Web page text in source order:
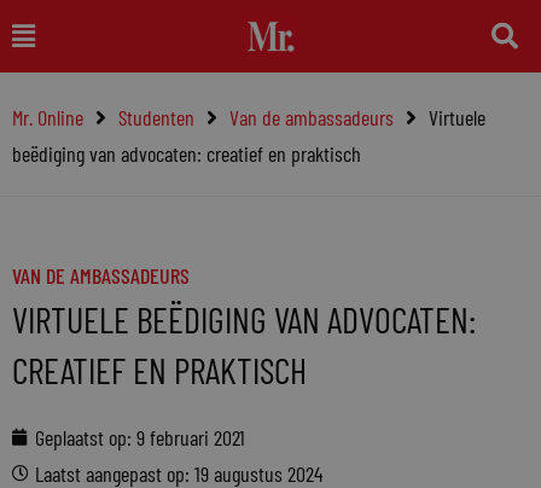
naar
inhoud
Main
Menu
Mr. Online Studenten Van de ambassadeurs
Virtuele
beëdiging van advocaten: creatief en praktisch
VAN DE AMBASSADEURS
VIRTUELE BEËDIGING VAN ADVOCATEN:
CREATIEF EN PRAKTISCH
Geplaatst op: 9 februari 2021
Laatst aangepast op: 19 augustus 2024